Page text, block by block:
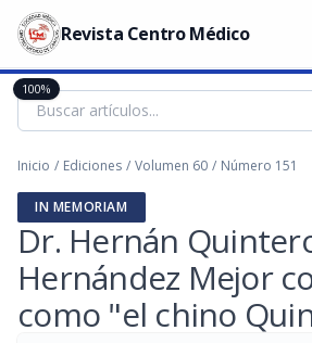
Revista Centro Médico
Inicio / Ediciones / Volumen 60 / Número 151
IN MEMORIAM
Dr. Hernán
Hernández Mejor
como "el chino
100%